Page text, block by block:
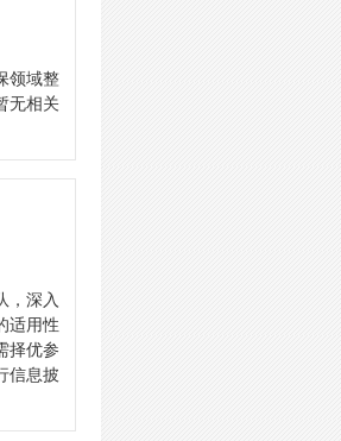
领域整
无相关
，深入
适用性
择优参
信息披